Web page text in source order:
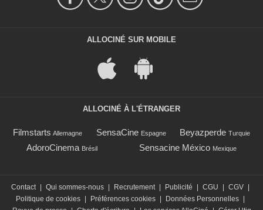
ALLOCINÉ SUR MOBILE
ALLOCINÉ À L'ÉTRANGER
Filmstarts Allemagne SensaCine Espagne Beyazperde Turquie
AdoroCinema Brésil Sensacine México Mexique
Contact Qui sommes-nous Recrutement Publicité CGU CGV
Politique de cookies
Préférences cookies Données Personnelles